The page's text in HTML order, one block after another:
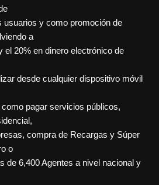
usuarios y como promoción de
a
el 20% en dinero electrónico de
desde cualquier dispositivo móvil
pagar servicios públicos,
compra de Recargas y Súper
o
de 6,400 Agentes a nivel nacional y